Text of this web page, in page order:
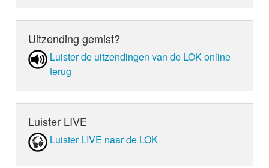
Uitzending gemist?
Luister de uit­zen­din­gen van de LOK online
terug
Luister LIVE
Luister LIVE naar de LOK